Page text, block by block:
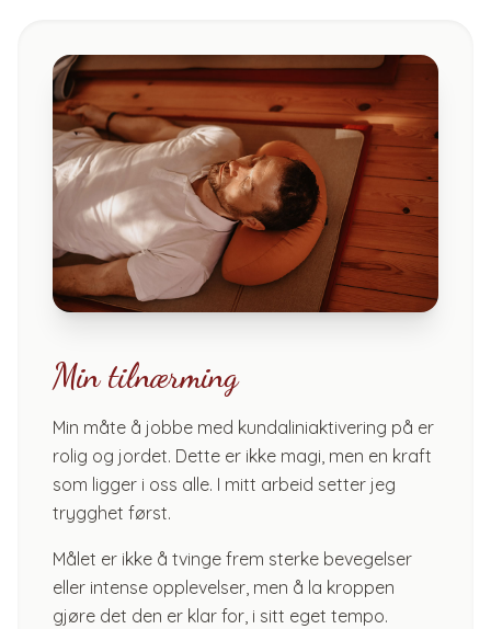
Min tilnærming
Min måte å jobbe med kundaliniaktivering på er
rolig og jordet. Dette er ikke magi, men en kraft
som ligger i oss alle. I mitt arbeid setter jeg
trygghet først.
Målet er ikke å tvinge frem sterke bevegelser
eller intense opplevelser, men å la kroppen
gjøre det den er klar for, i sitt eget tempo.